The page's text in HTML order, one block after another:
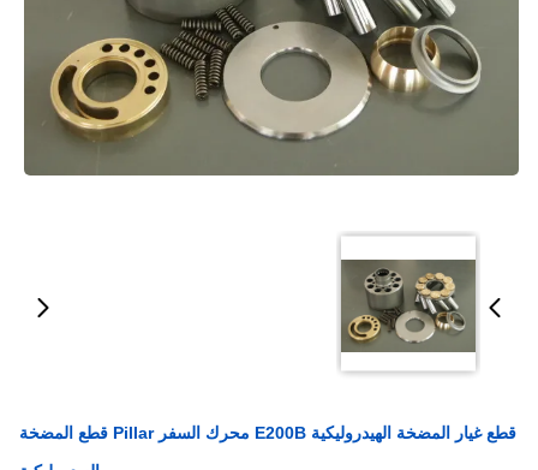
قطع غيار المضخة الهيدروليكية E200B محرك السفر Pillar قطع المضخة